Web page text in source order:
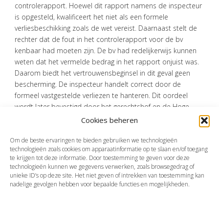
Cookies beheren
Om de beste ervaringen te bieden gebruiken we technologieën
technologieën zoals cookies om apparaatinformatie op te slaan en/of toegang
te krijgen tot deze informatie. Door toestemming te geven voor deze
technologieën kunnen we gegevens verwerken, zoals browsegedrag of
unieke ID’s op deze site. Het niet geven of intrekken van toestemming kan
nadelige gevolgen hebben voor bepaalde functies en mogelijkheden.
controlerapport. Hoewel dit rapport namens de inspecteur
is opgesteld, kwalificeert het niet als een formele
verliesbeschikking zoals de wet vereist. Daarnaast stelt de
rechter dat de fout in het controlerapport voor de bv
kenbaar had moeten zijn. De bv had redelijkerwijs kunnen
weten dat het vermelde bedrag in het rapport onjuist was.
Daarom biedt het vertrouwensbeginsel in dit geval geen
bescherming. De inspecteur handelt correct door de
formeel vastgestelde verliezen te hanteren. Dit oordeel
wordt later bevestigd door het gerechtshof en de Hoge
Vorige Volgende